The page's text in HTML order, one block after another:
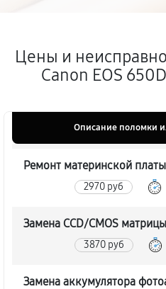
Цены и
Canon EOS
Описание поломки
Ремонт материнской платы
2970 руб
Замена CCD/CMOS матрицы
3870 руб
Замена аккумулятора